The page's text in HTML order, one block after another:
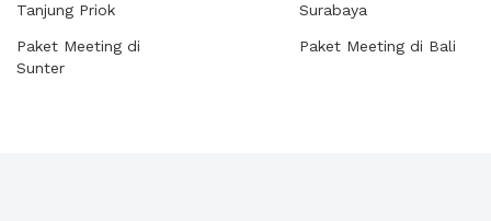
Tanjung Priok
Paket Meeting di
Sunter
Surabaya
Paket Meeting di Bali